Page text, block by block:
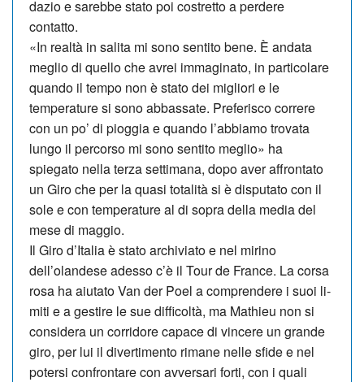
dazio e sarebbe stato poi costretto a perdere
contatto.
«In realtà in salita mi sono sentito be­ne. È andata
meglio di quello che avrei immaginato, in particolare
quando il tempo non è stato dei migliori e le
temperature si sono abbassate. Preferisco correre
con un po’ di pioggia e quando l’abbiamo trovata
lungo il percorso mi sono sentito meglio» ha
spiegato nella terza settimana, dopo aver affrontato
un Giro che per la quasi totalità si è disputato con il
sole e con temperature al di sopra della media del
mese di maggio.
Il Giro d’Italia è stato archiviato e nel mirino
dell’olandese adesso c’è il Tour de France. La corsa
ro­sa ha aiutato Van der Poel a comprendere i suoi li­
miti e a gestire le sue difficoltà, ma Mathieu non si
considera un corridore capace di vincere un grande
giro, per lui il divertimento rimane nelle sfide e nel
potersi confrontare con avversari forti, con i quali